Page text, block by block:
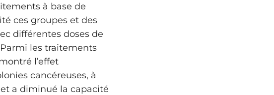
à base de
ces groupes et des
différentes doses de
Parmi les traitements
l’effet
cancéreuses, à
a diminué la capacité